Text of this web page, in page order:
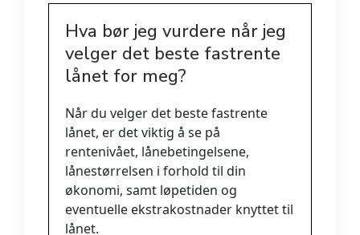
Hva bør jeg vurdere når jeg
velger det beste fastrente
lånet for meg?
Når du velger det beste fastrente
lånet, er det viktig å se på
rentenivået, lånebetingelsene,
lånestørrelsen i forhold til din
økonomi, samt løpetiden og
eventuelle ekstrakostnader knyttet til
lånet.